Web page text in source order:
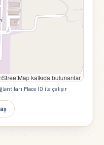
katkıda bulunanlar
Place ID ile çalışır